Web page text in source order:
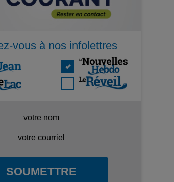
vous à nos infolettres
SOUMETTRE